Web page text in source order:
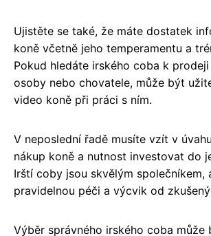
Ujistěte se také, že máte dostatek
koně včetně jeho temperamentu a
Pokud hledáte irského coba k
osoby nebo chovatele, může být
video koně při práci s ním.
V neposlední řadě musíte vzít v
nákup koně a nutnost investovat do
Irští coby jsou skvělým společníkem,
pravidelnou péči a výcvik od
Výběr správného irského coba může